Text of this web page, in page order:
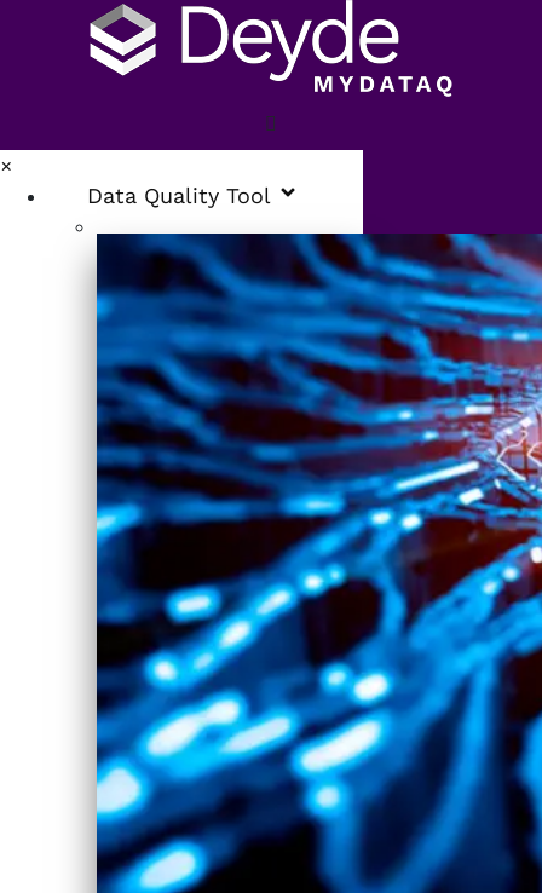
×
Data Quality Tool